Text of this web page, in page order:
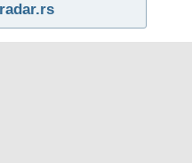
radar.rs